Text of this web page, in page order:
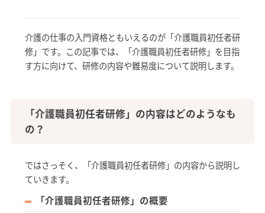
介護の仕事の入門資格ともいえるのが「介護職員初任者研
修」です。この記事では、「介護職員初任者研修」を目指
す方に向けて、研修の内容や難易度について説明します。
「介護職員初任者研修」の内容はどのようなも
の？
ではさっそく、「介護職員初任者研修」の内容から説明し
ていきます。
「介護職員初任者研修」の概要